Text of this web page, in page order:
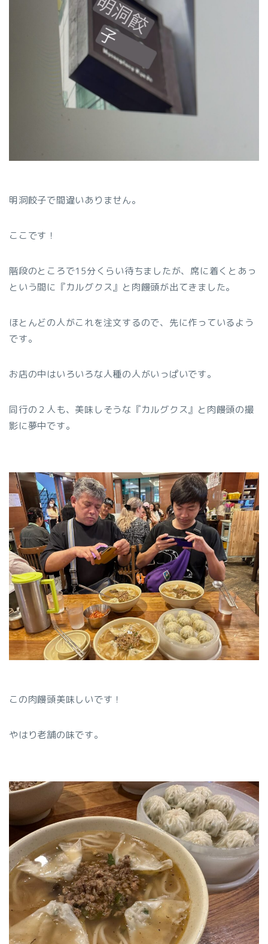
明洞餃子で間違いありません。
ここです！
階段のところで15分くらい待ちましたが、席に着くとあっ
という間に『カルグクス』と肉饅頭が出てきました。
ほとんどの人がこれを注文するので、先に作っているよう
です。
お店の中はいろいろな人種の人がいっぱいです。
同行の２人も、美味しそうな『カルグクス』と肉饅頭の撮
影に夢中です。
この肉饅頭美味しいです！
やはり老舗の味です。